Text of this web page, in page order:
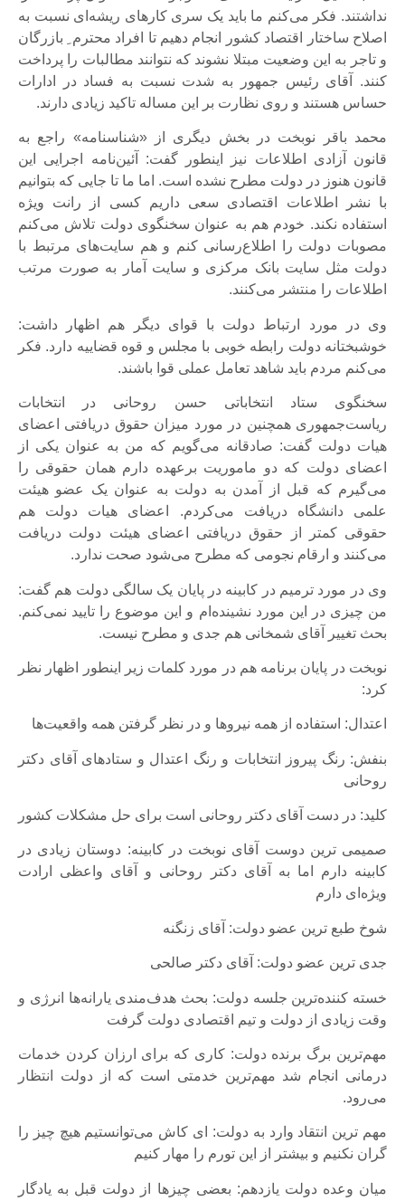
نداشتند. فکر می‌کنم ما باید یک سری کارهای ریشه‌ای نسبت به
اصلاح ساختار اقتصاد کشور انجام دهیم تا افراد محترم ِ بازرگان
و تاجر به این وضعیت مبتلا نشوند که نتوانند مطالبات را پرداخت
کنند. آقای رئیس جمهور به شدت نسبت به فساد در ادارات
حساس هستند و روی نظارت بر این مساله تاکید زیادی دارند.
محمد باقر نوبخت در بخش دیگری از «شناسنامه» راجع به
قانون آزادی اطلاعات نیز اینطور گفت: آئین‌نامه اجرایی این
قانون هنوز در دولت مطرح نشده است. اما ما تا جایی که بتوانیم
با نشر اطلاعات اقتصادی سعی داریم کسی از رانت ویژه
استفاده نکند. خودم هم به عنوان سخنگوی دولت تلاش می‌کنم
مصوبات دولت را اطلاع‌رسانی کنم و هم سایت‌های مرتبط با
دولت مثل سایت بانک مرکزی و سایت آمار به صورت مرتب
اطلاعات را منتشر می‌کنند.
وی در مورد ارتباط دولت با قوای دیگر هم اظهار داشت:
خوشبختانه دولت رابطه خوبی با مجلس و قوه قضاییه دارد. فکر
می‌کنم مردم باید شاهد تعامل عملی قوا باشند.
سخنگوی ستاد انتخاباتی حسن روحانی در انتخابات
ریاست‌جمهوری همچنین در مورد میزان حقوق دریافتی اعضای
هیات دولت گفت: صادقانه می‌گویم که من به عنوان یکی از
اعضای دولت که دو ماموریت برعهده دارم همان حقوقی را
می‌گیرم که قبل از آمدن به دولت به عنوان یک عضو هیئت
علمی دانشگاه دریافت می‌کردم. اعضای هیات دولت هم
حقوقی کمتر از حقوق دریافتی اعضای هیئت دولت دریافت
می‌کنند و ارقام نجومی که مطرح می‌شود صحت ندارد.
وی در مورد ترمیم در کابینه در پایان یک سالگی دولت هم گفت:
من چیزی در این مورد نشینده‌ام و این موضوع را تایید نمی‌کنم.
بحث تغییر آقای شمخانی هم جدی و مطرح نیست.
نوبخت در پایان برنامه هم در مورد کلمات زیر اینطور اظهار نظر
کرد:
اعتدال: استفاده از همه نیروها و در نظر گرفتن همه واقعیت‌‌ها
بنفش: رنگ پیروز انتخابات و رنگ اعتدال و ستادهای آقای دکتر
روحانی
کلید: در دست آقای دکتر روحانی است برای حل مشکلات کشور
صمیمی ترین دوست آقای نوبخت در کابینه: دوستان زیادی در
کابینه دارم اما به آقای دکتر روحانی و آقای واعظی ارادت
ویژه‌ای دارم
شوخ طبع ترین عضو دولت: آقای زنگنه
جدی ترین عضو دولت: آقای دکتر صالحی
خسته کننده‌ترین جلسه دولت: بحث هدف‌مندی یارانه‌ها انرژی و
وقت زیادی از دولت و تیم اقتصادی دولت گرفت
مهم‌ترین برگ برنده دولت: کاری که برای ارزان کردن خدمات
درمانی انجام شد مهم‌ترین خدمتی است که از دولت انتظار
می‌رود.
مهم ترین انتقاد وارد به دولت: ای کاش می‌توانستیم هیچ چیز را
گران نکنیم و بیشتر از این تورم را مهار کنیم
میان وعده دولت یازدهم: بعضی چیزها از دولت قبل به یادگار